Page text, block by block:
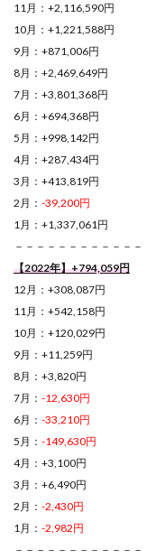
11月：+2,116,590円
10月：+1,221,588円
9月：+871,006円
8月：+2,469,649円
7月：+3,801,368円
6月：+694,368円
5月：+998,142円
4月：+287,434円
3月：+413,819円
2月： -39,200円
1月：+1,337,061円
－－－－－－－－－－－－
【2022年】+794,059円
12月：+308,087円
11月：+542,158円
10月：+120,029円
9月：+11,259円
8月：+3,820円
7月： -12,630円
6月： -33,210円
5月： -149,630円
4月：+3,100円
3月：+6,490円
2月： -2,430円
1月： -2,982円
－－－－－－－－－－－－